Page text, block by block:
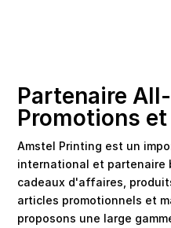
Partenaire
Promotions
Amstel Printing est un
international et partenaire
cadeaux d'affaires,
articles promotionnels et
proposons une large